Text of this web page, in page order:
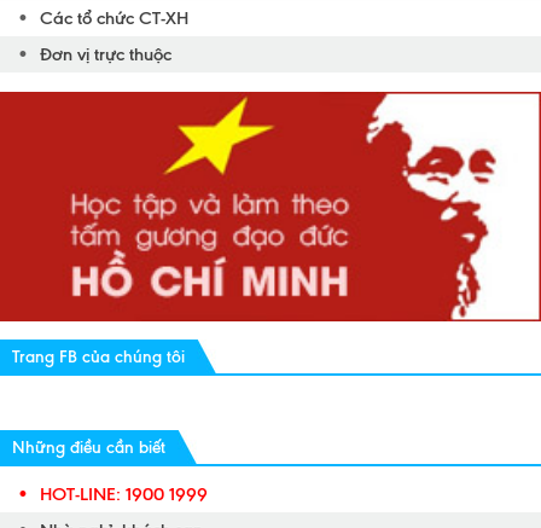
Các tổ chức CT-XH
Đơn vị trực thuộc
Trang FB của chúng tôi
Những điều cần biết
HOT-LINE: 1900 1999